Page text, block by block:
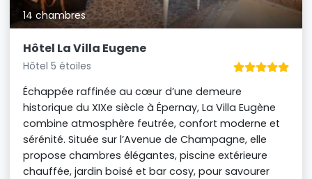
14 chambres
Hôtel La Villa Eugene
Hôtel 5 étoiles
Échappée raffinée au cœur d’une demeure
historique du XIXe siècle à Épernay, La Villa Eugène
combine atmosphère feutrée, confort moderne et
sérénité. Située sur l’Avenue de Champagne, elle
propose chambres élégantes, piscine extérieure
chauffée, jardin boisé et bar cosy, pour savourer